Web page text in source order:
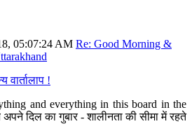
05:07:24 AM Re: Good Morning &
वार्तालाप !
and everything in this board in the
दिल का गुबार - शालीनता की सीमा में रहते